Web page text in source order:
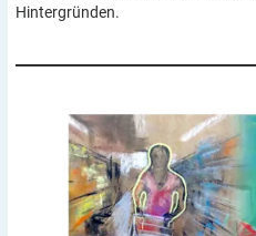
Hintergründen.